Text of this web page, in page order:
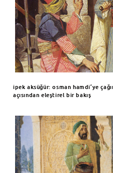
ipek aksüğür: osman hamdi’ye
açısından eleştirel bir bakış